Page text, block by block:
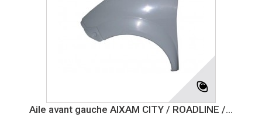
Aile avant gauche AIXAM CITY / ROADLINE /...